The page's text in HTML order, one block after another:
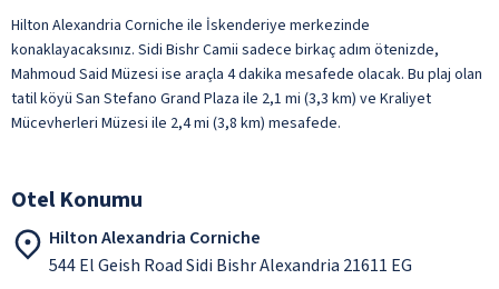
Hilton Alexandria Corniche ile İskenderiye merkezinde
konaklayacaksınız. Sidi Bishr Camii sadece birkaç adım ötenizde,
Mahmoud Said Müzesi ise araçla 4 dakika mesafede olacak. Bu plaj olan
tatil köyü San Stefano Grand Plaza ile 2,1 mi (3,3 km) ve Kraliyet
Mücevherleri Müzesi ile 2,4 mi (3,8 km) mesafede.
Otel Konumu
Hilton Alexandria Corniche
544 El Geish Road Sidi Bishr Alexandria 21611 EG